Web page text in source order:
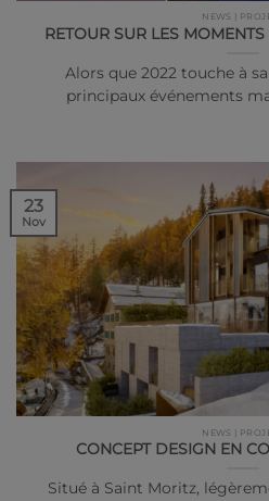
NEWS |
RETOUR SUR LES
Alors que 2022 touche à
principaux événements
NEWS |
CONCEPT DESIGN EN
Situé à Saint Moritz,
23
Nov